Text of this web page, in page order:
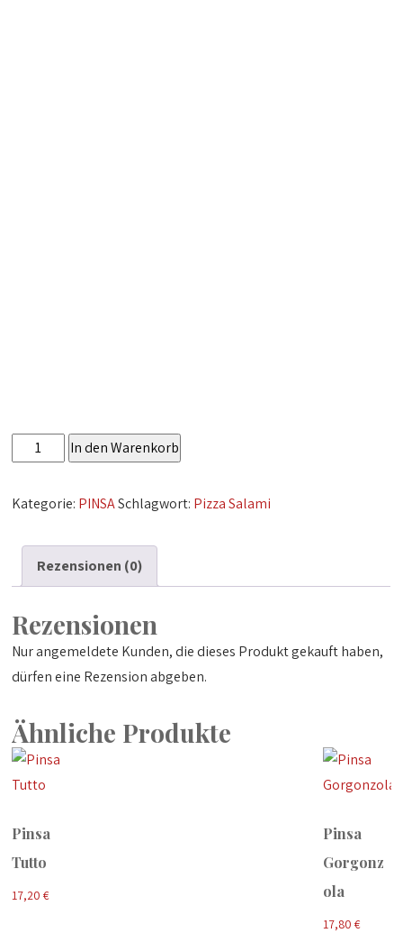
Pinsa
Menge
In den Warenkorb
Kategorie: PINSASchlagwort: Pizza Salami
Rezensionen (0)
Rezensionen
Nur angemeldete Kunden, die dieses Produkt gekauft haben,
dürfen eine Rezension abgeben.
Ähnliche Produkte
Pinsa
Tutto
17,20€
Pinsa
Gorgonz
ola
17,80 €